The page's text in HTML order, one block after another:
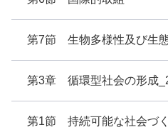
第7節 生物多様性及び生
第3章 循環型社会の形成
第1節 持続可能な社会づ